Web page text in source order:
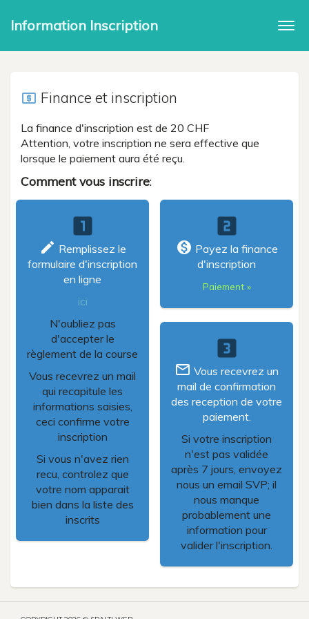
Information Inscription
local_atm Finance et inscription
La finance d'inscription est de 20 CHF
Attention, votre inscription ne sera effective que
lorsque le paiement aura été reçu.
Comment vous inscrire:
looks_one
create Remplissez le
formulaire d'inscription
en ligne
ici
N'oubliez pas
d'accepter le
règlement de la course
Vous recevrez un mail
qui recapitule les
informations saisies,
ceci confirme votre
inscription
Si vous n'avez rien
recu, controlez que
votre nom apparait
bien dans la liste des
inscrits
looks_two
monetization_on Payez la finance
d'inscription
Paiement »
looks_3
mail_outline Vous recevrez un
mail de confirmation
des reception de votre
paiement.
Si votre inscription
n'est pas validée
après 7 jours, envoyez
nous un email SVP; il
nous manque
probablement une
information pour
valider l'inscription.